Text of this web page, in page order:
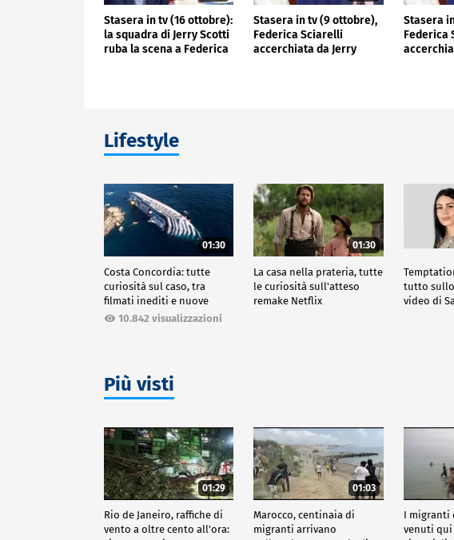
Stasera in tv (16 ottobre):
la squadra di Jerry Scotti
ruba la scena a Federica
Stasera in tv (9 ottobre),
Federica Sciarelli
accerchiata da Jerry
Stasera
Federica
Lifestyle
01:30
Costa Concordia: tutte
curiosità sul caso, tra
filmati inediti e nuove
ricostruzioni
10.842 visualizzazioni
01:30
La casa nella prateria, tutte
le curiosità sull'atteso
remake Netflix
tutto
video di
Più visti
01:29
Rio de Janeiro, raffiche di
vento a oltre cento all'ora:
01:03
Marocco, centinaia di
migranti arrivano
I migranti
venuti qui